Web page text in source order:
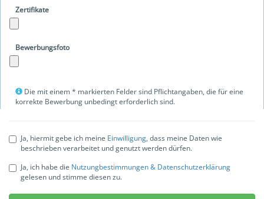
Zertifikate
Bewerbungsfoto
Die mit einem * markierten Felder sind Pflichtangaben, die für eine
korrekte Bewerbung unbedingt erforderlich sind.
Ja, hiermit gebe ich meine Einwilligung, dass meine Daten wie
beschrieben verarbeitet und genutzt werden dürfen.
Ja, ich habe die Nutzungbestimmungen & Datenschutzerklärung
gelesen und stimme diesen zu.